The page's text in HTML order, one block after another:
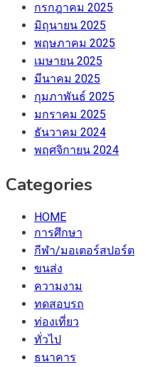
กรกฎาคม 2025
มิถุนายน 2025
พฤษภาคม 2025
เมษายน 2025
มีนาคม 2025
กุมภาพันธ์ 2025
มกราคม 2025
ธันวาคม 2024
พฤศจิกายน 2024
Categories
HOME
การศึกษา
กีฬา/มอเตอร์สปอร์ต
ขนส่ง
ความงาม
ทดสอบรถ
ท่องเที่ยว
ทั่วไป
ธนาคาร